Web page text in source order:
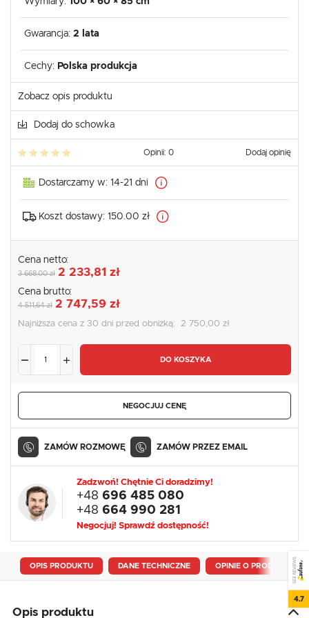
Gwarancja: 2 lata
Cechy: Polska produkcja
Zobacz opis produktu
Dodaj do schowka
Opinii: 0 Dodaj opinię
Dostarczamy w: 14-21 dni
Koszt dostawy: 150.00 zł
Cena netto:
3 668,00 zł 2 233,81 zł
Cena brutto:
4 511,64 zł 2 747,59 zł
Najniższa cena z 30 dni przed obniżką: 2 750,00 zł
DO KOSZYKA
NEGOCJUJ CENĘ
ZAMÓW ROZMOWĘ ZAMÓW PRZEZ EMAIL
Zadzwoń! Chętnie Ci doradzimy!
+48 696 485 080
+48 664 990 281
Negocjuj! Sprawdź dostępność!
OPIS PRODUKTU DANE TECHNICZNE OPINIE O PRODUKCIE
Opis produktu
SEE REVIEWS
4.7